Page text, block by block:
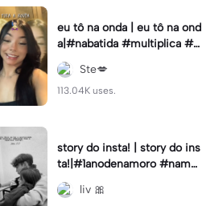
eu tô na onda | eu tô na ond
a|#nabatida #multiplica #e
feitos #efeitoscapcut #vira
lcut
Ste💋
113.04K uses.
story do insta! | story do ins
ta!|#1anodenamoro #namor
o #storynamorados
liv 🎀